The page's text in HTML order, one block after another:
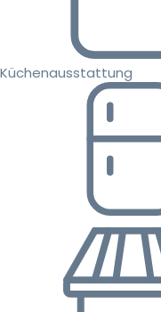
Küchenausstattung